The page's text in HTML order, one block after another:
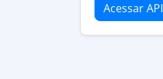
Acessar API